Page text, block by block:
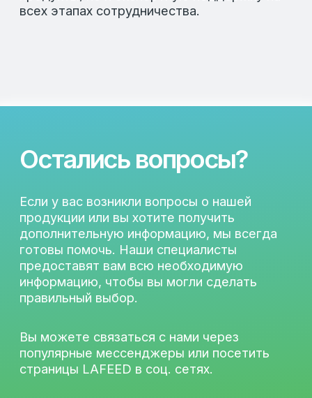
Пн-Пт: 8:00-18:00
Сб-Вс: Выходные
© 2026 LAFEED
Разработка
Политика конфиденциальности
Все права защищены